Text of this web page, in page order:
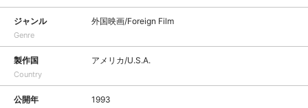
ジャンル
Genre
外国映画/Foreign Film
製作国
Country
アメリカ/U.S.A.
公開年 1993